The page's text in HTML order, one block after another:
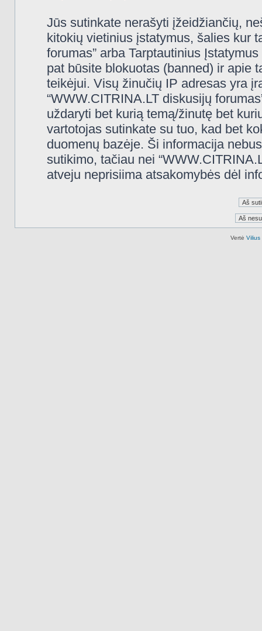
Jūs sutinkate nerašyti įžeidžiančių,
kitokių vietinius įstatymus, šalies kur
forumas” arba Tarptautinius
pat būsite blokuotas (banned) ir apie
teikėjui. Visų žinučių IP adresas yra
“WWW.CITRINA.LT diskusijų
uždaryti bet kurią temą/žinutę bet
vartotojas sutinkate su tuo, kad bet
duomenų bazėje. Ši informacija
sutikimo, tačiau nei
atveju neprisiima atsakomybės dėl
Vertė Vilius